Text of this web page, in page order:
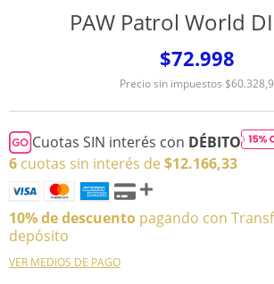
PAW Patrol World
$72.998
Precio sin impuestos
Cuotas SIN interés con DÉBITO
6 cuotas sin interés de $12.166,33
10% de descuento pagando con
depósito
VER MEDIOS DE PAGO